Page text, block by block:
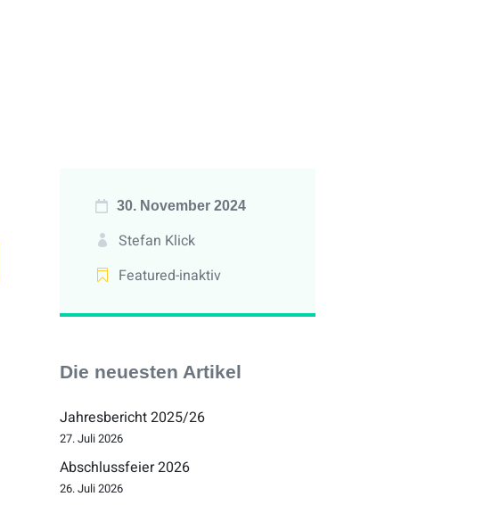
30. November 2024
Stefan Klick
Featured-inaktiv
Die neuesten Artikel
Jahresbericht 2025/26
27. Juli 2026
Abschlussfeier 2026
26. Juli 2026